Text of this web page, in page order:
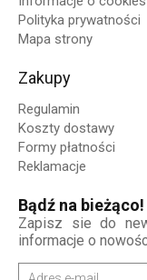
Polityka prywatności
Mapa strony
Zakupy
Regulamin
Koszty dostawy
Formy płatności
Reklamacje
Bądź na bieżąco!
Zapisz sie do
informacje o